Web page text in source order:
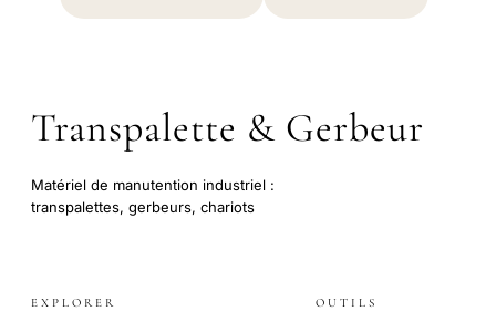
Transpalette & Gerbeur
Matériel de manutention industriel :
transpalettes, gerbeurs, chariots
EXPLORER OUTILS